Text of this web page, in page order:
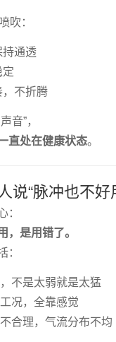
吹：
持通透
定
，不折腾
音”，
直处在健康状态。
“脉冲也不好
：
，是用错了。
：
不是太弱就是太猛
况，全靠感觉
合理，气流分布不均